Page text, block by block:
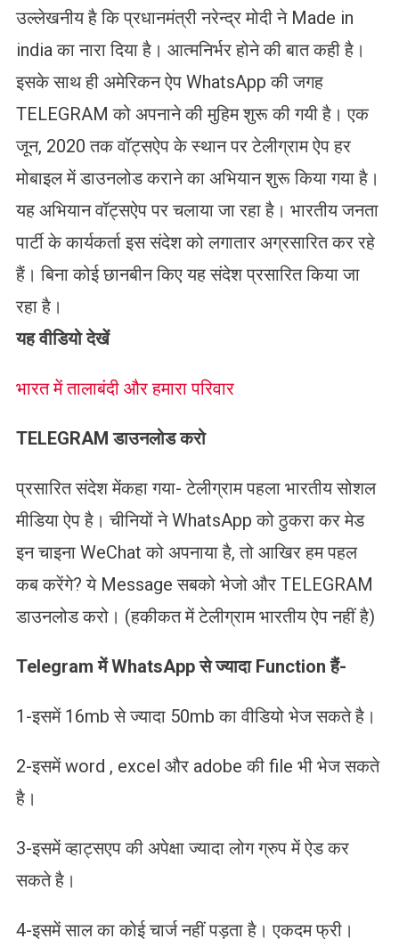
उल्लेखनीय है कि प्रधानमंत्री नरेन्द्र मोदी ने Made in
india का नारा दिया है। आत्मनिर्भर होने की बात कही है।
इसके साथ ही अमेरिकन ऐप WhatsApp की जगह
TELEGRAM को अपनाने की मुहिम शुरू की गयी है। एक
जून, 2020 तक वॉट्सऐप के स्थान पर टेलीग्राम ऐप हर
मोबाइल में डाउनलोड कराने का अभियान शुरू किया गया है।
यह अभियान वॉट्सऐप पर चलाया जा रहा है। भारतीय जनता
पार्टी के कार्यकर्ता इस संदेश को लगातार अग्रसारित कर रहे
हैं। बिना कोई छानबीन किए यह संदेश प्रसारित किया जा
रहा है।
यह वीडियो देखें
भारत में तालाबंदी और हमारा परिवार
TELEGRAMडाउनलोड करो
प्रसारित संदेश मेंकहा गया- टेलीग्राम पहला भारतीय सोशल
मीडिया ऐप है। चीनियों ने WhatsApp को ठुकरा कर मेड
इन चाइना WeChat को अपनाया है, तो आखिर हम पहल
कब करेंगे? ये Message सबको भेजो और TELEGRAM
डाउनलोड करो। (हकीकत में टेलीग्राम भारतीय ऐप नहीं है)
Telegram में WhatsAppसे ज्यादा Functionहैं-
1-इसमें 16mb से ज्यादा 50mb का वीडियो भेज सकते है।
2-इसमें word , excel और adobe की file भी भेज सकते
है।
3-इसमें व्हाट्सएप की अपेक्षा ज्यादा लोग ग्रुप में ऐड कर
सकते है।
4-इसमें साल का कोई चार्ज नहीं पड़ता है। एकदम फ्री।